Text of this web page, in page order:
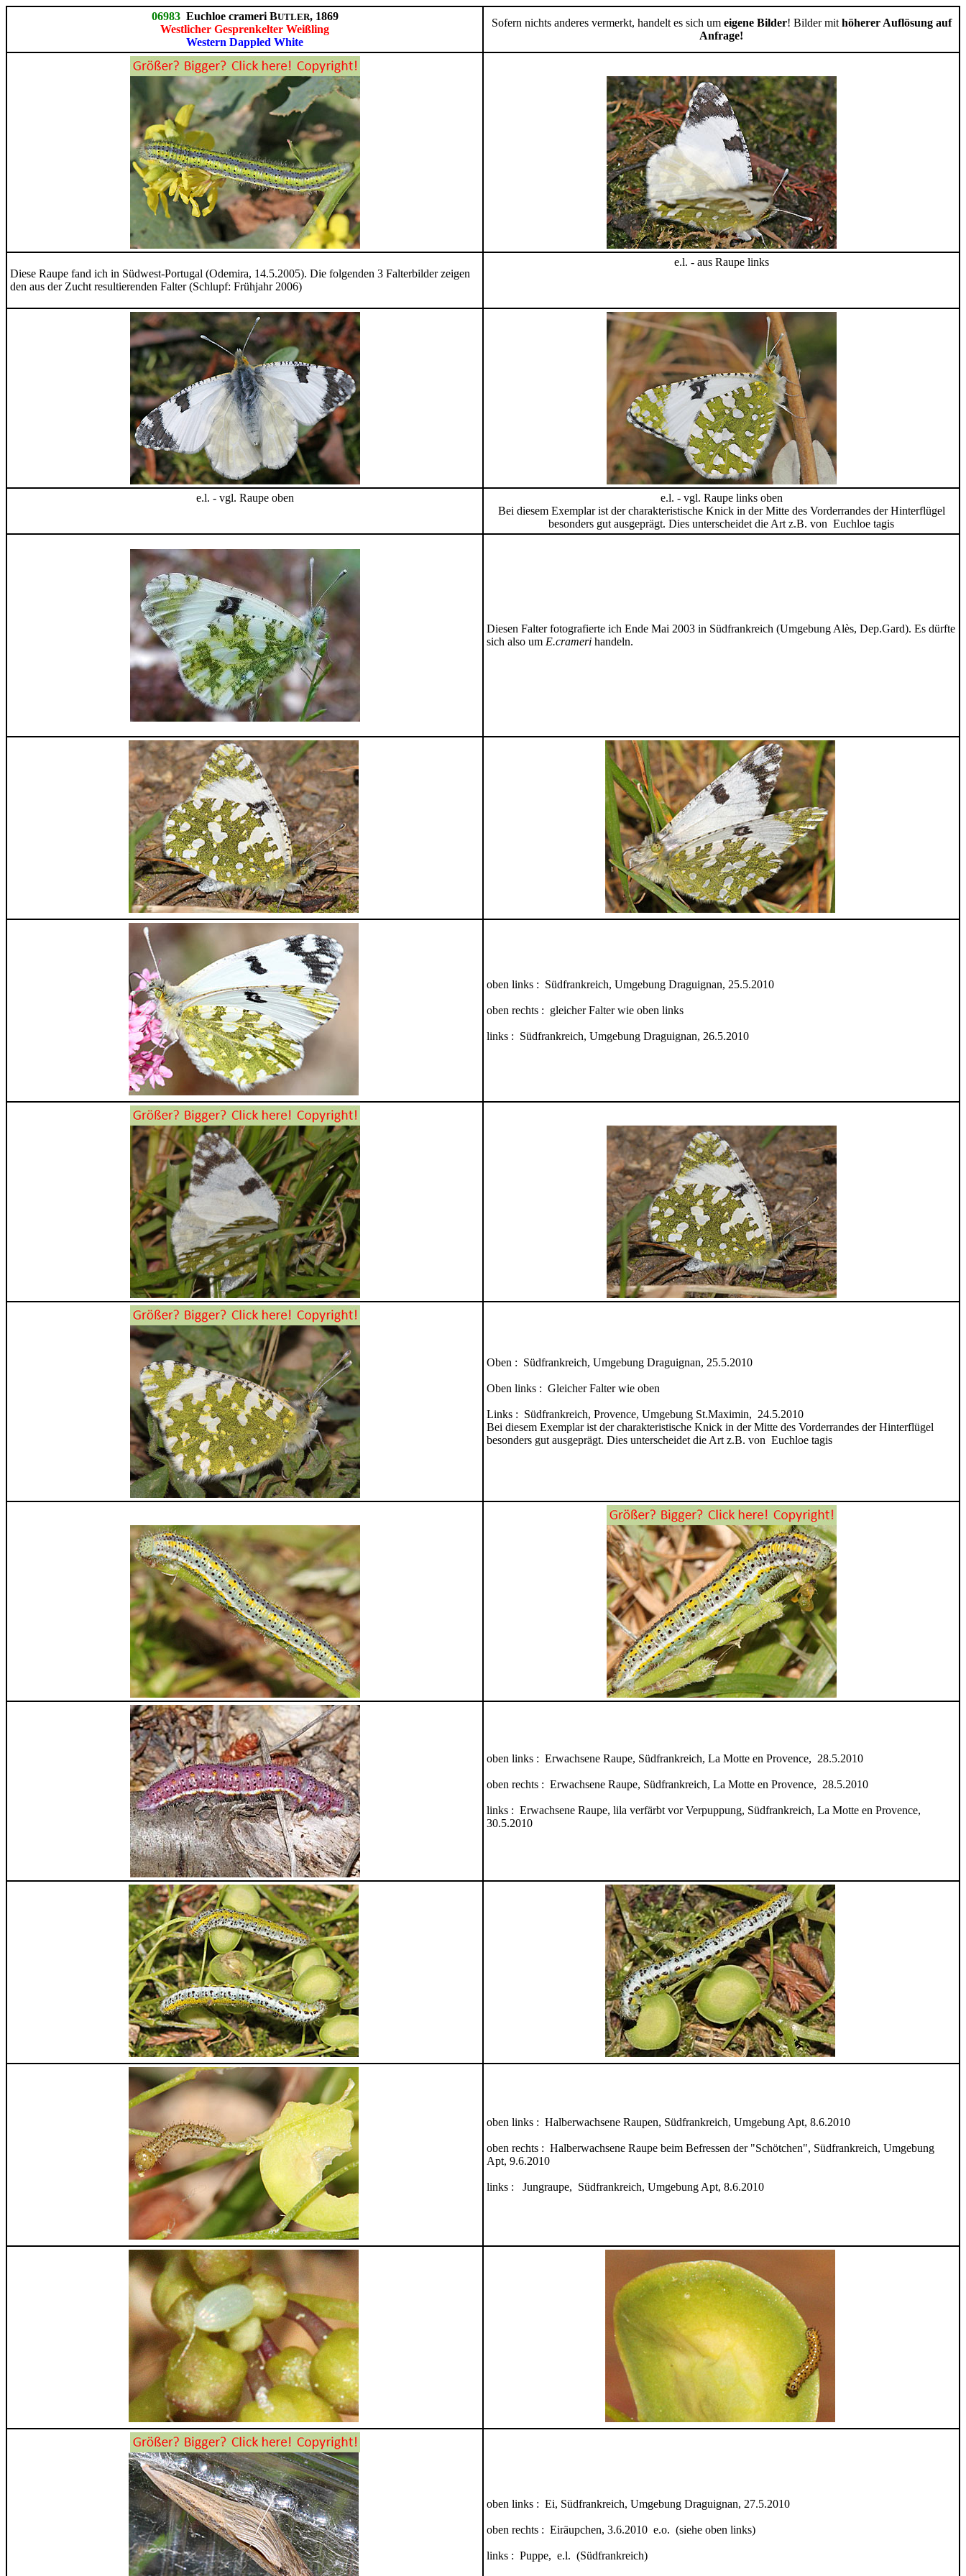
06983 Euchloe crameri BUTLER, 1869
Westlicher Gesprenkelter Weißling
Western Dappled White
Sofern nichts anderes vermerkt, handelt es sich um eigene Bilder! Bilder mit höherer Auflösung auf
Anfrage!
Diese Raupe fand ich in Südwest-Portugal (Odemira, 14.5.2005). Die folgenden 3 Falterbilder zeigen
den aus der Zucht resultierenden Falter (Schlupf: Frühjahr 2006)
e.l. - aus Raupe links
e.l. - vgl. Raupe oben
e.l. - vgl. Raupe links oben
Bei diesem Exemplar ist der charakteristische Knick in der Mitte des Vorderrandes der Hinterflügel
besonders gut ausgeprägt. Dies unterscheidet die Art z.B. von Euchloe tagis
Diesen Falter fotografierte ich Ende Mai 2003 in Südfrankreich (Umgebung Alès, Dep.Gard). Es dürfte
sich also um E.crameri handeln.
oben links : Südfrankreich, Umgebung Draguignan, 25.5.2010
oben rechts : gleicher Falter wie oben links
links : Südfrankreich, Umgebung Draguignan, 26.5.2010
Oben : Südfrankreich, Umgebung Draguignan, 25.5.2010
Oben links : Gleicher Falter wie oben
Links : Südfrankreich, Provence, Umgebung St.Maximin, 24.5.2010
Bei diesem Exemplar ist der charakteristische Knick in der Mitte des Vorderrandes der Hinterflügel
besonders gut ausgeprägt. Dies unterscheidet die Art z.B. von Euchloe tagis
oben links : Erwachsene Raupe, Südfrankreich, La Motte en Provence, 28.5.2010
oben rechts : Erwachsene Raupe, Südfrankreich, La Motte en Provence, 28.5.2010
links : Erwachsene Raupe, lila verfärbt vor Verpuppung, Südfrankreich, La Motte en Provence,
30.5.2010
oben links : Halberwachsene Raupen, Südfrankreich, Umgebung Apt, 8.6.2010
oben rechts : Halberwachsene Raupe beim Befressen der "Schötchen", Südfrankreich, Umgebung
Apt, 9.6.2010
links : Jungraupe, Südfrankreich, Umgebung Apt, 8.6.2010
oben links : Ei, Südfrankreich, Umgebung Draguignan, 27.5.2010
oben rechts : Eiräupchen, 3.6.2010 e.o. (siehe oben links)
links : Puppe, e.l. (Südfrankreich)